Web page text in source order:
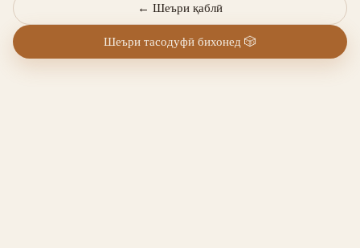
← Шеъри қаблӣ
Шеъри тасодуфӣ бихонед 🎲